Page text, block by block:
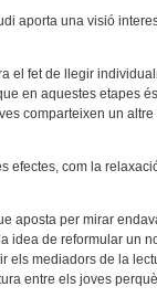
aporta una visió
el fet de llegir
en aquestes etapes
comparteixen un
efectes, com la
aposta per mirar
idea de reformular un
els mediadors de la
entre els joves